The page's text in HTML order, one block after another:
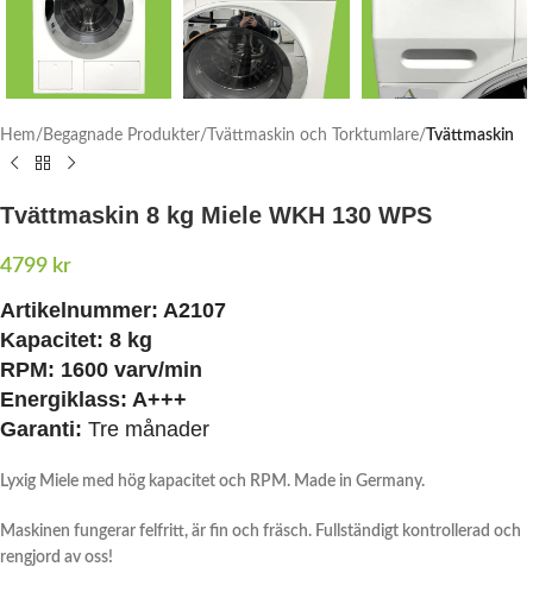
Hem Begagnade Produkter Tvättmaskin och Torktumlare Tvättmaskin
Tvättmaskin 8 kg Miele WKH 130 WPS
4799 kr
Artikelnummer: A2107
Kapacitet: 8 kg
RPM: 1600 varv/min
Energiklass: A+++
Garanti: Tre månader
Lyxig Miele med hög kapacitet och RPM. Made in Germany.
Maskinen fungerar felfritt, är fin och fräsch. Fullständigt kontrollerad och
rengjord av oss!